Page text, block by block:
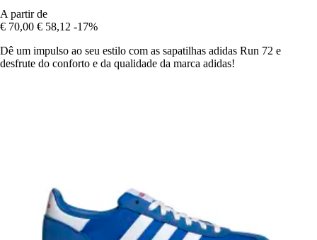
A partir de
€ 70,00 € 58,12 -17%
Dê um impulso ao seu estilo com as sapatilhas adidas Run 72 e
desfrute do conforto e da qualidade da marca adidas!